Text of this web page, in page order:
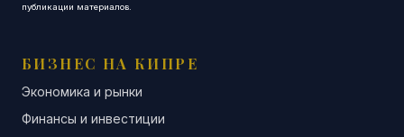
публикации материалов.
БИЗНЕС НА КИПРЕ
Экономика и рынки
Финансы и инвестиции